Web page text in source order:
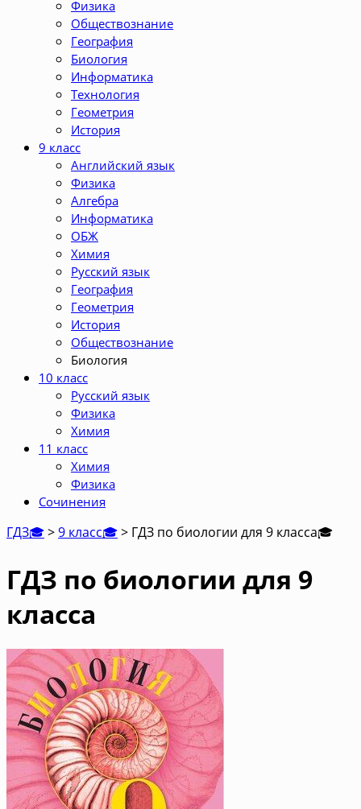
Физика
Обществознание
География
Биология
Информатика
Технология
Геометрия
История
9 класс
Английский язык
Физика
Алгебра
Информатика
ОБЖ
Химия
Русский язык
География
Геометрия
История
Обществознание
Биология
10 класс
Русский язык
Физика
Химия
11 класс
Химия
Физика
Сочинения
ГДЗ🎓>9 класс🎓> ГДЗ по биологии для 9 класса🎓
ГДЗ по биологии для 9
класса